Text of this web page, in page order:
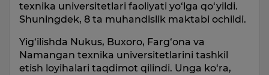
texnika universitetlari faoliyati yo‘lga qo‘yildi.
Shuningdek, 8 ta muhandislik maktabi ochildi.
Yig‘ilishda Nukus, Buxoro, Farg‘ona va
Namangan texnika universitetlarini tashkil
etish loyihalari taqdimot qilindi. Unga ko‘ra,